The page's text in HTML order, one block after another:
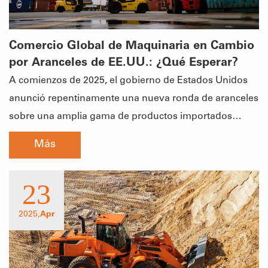
Comercio Global de Maquinaria en Cambio
por Aranceles de EE.UU.: ¿Qué Esperar?
A comienzos de 2025, el gobierno de Estados Unidos
anunció repentinamente una nueva ronda de aranceles
sobre una amplia gama de productos importados
desde China, abarcando industrias clave como la
productos químicos y acero. Como el mayor
importador del mundo, esta medida no solo impactó
directamente el comercio bilateral entre China y EE.UU.,
sino que también provocó una reacción en cadena a
nivel mundial. Gobiernos, empresas y mercados
reaccionaron rápidamente: se está gestando una nueva
Más
23
2025,Apr